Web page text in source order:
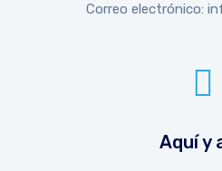
Correo electrónico:
Aquí y